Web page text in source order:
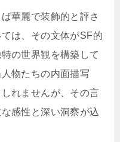
華麗で装飾的と評さ
は、その文体がSF的
の世界観を構築して
物たちの内面描写
れませんが、その言
感性と深い洞察が込